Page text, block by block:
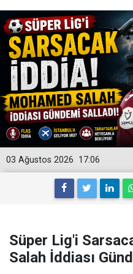
17:06
03 Ağustos 2026
Süper Lig'i
Salah İddiası